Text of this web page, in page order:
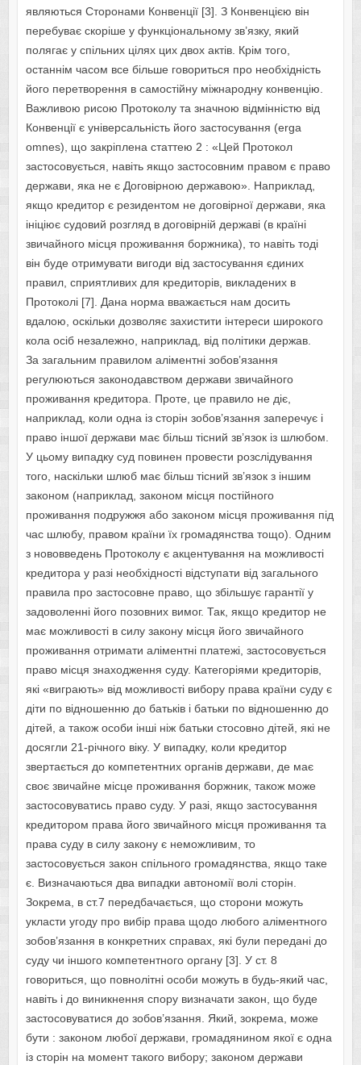
являються Сторонами Конвенції [3]. З Конвенцією він
перебуває скоріше у функціональному зв’язку, який
полягає у спільних цілях цих двох актів. Крім того,
останнім часом все більше говориться про необхідність
його перетворення в самостійну міжнародну конвенцію.
Важливою рисою Протоколу та значною відмінністю від
Конвенції є універсальність його застосування (erga
omnes), що закріплена статтею 2 : «Цей Протокол
застосовується, навіть якщо застосовним правом є право
держави, яка не є Договірною державою». Наприклад,
якщо кредитор є резидентом не договірної держави, яка
ініціює судовий розгляд в договірній державі (в країні
звичайного місця проживання боржника), то навіть тоді
він буде отримувати вигоди від застосування єдиних
правил, сприятливих для кредиторів, викладених в
Протоколі [7]. Дана норма вважається нам досить
вдалою, оскільки дозволяє захистити інтереси широкого
кола осіб незалежно, наприклад, від політики держав.
За загальним правилом аліментні зобов’язання
регулюються законодавством держави звичайного
проживання кредитора. Проте, це правило не діє,
наприклад, коли одна із сторін зобов’язання заперечує і
право іншої держави має більш тісний зв’язок із шлюбом.
У цьому випадку суд повинен провести розслідування
того, наскільки шлюб має більш тісний зв’язок з іншим
законом (наприклад, законом місця постійного
проживання подружжя або законом місця проживання під
час шлюбу, правом країни їх громадянства тощо). Одним
з нововведень Протоколу є акцентування на можливості
кредитора у разі необхідності відступати від загального
правила про застосовне право, що збільшує гарантії у
задоволенні його позовних вимог. Так, якщо кредитор не
має можливості в силу закону місця його звичайного
проживання отримати аліментні платежі, застосовується
право місця знаходження суду. Категоріями кредиторів,
які «виграють» від можливості вибору права країни суду є
діти по відношенню до батьків і батьки по відношенню до
дітей, а також особи інші ніж батьки стосовно дітей, які не
досягли 21-річного віку. У випадку, коли кредитор
звертається до компетентних органів держави, де має
своє звичайне місце проживання боржник, також може
застосовуватись право суду. У разі, якщо застосування
кредитором права його звичайного місця проживання та
права суду в силу закону є неможливим, то
застосовується закон спільного громадянства, якщо таке
є. Визначаються два випадки автономії волі сторін.
Зокрема, в ст.7 передбачається, що сторони можуть
укласти угоду про вибір права щодо любого аліментного
зобов’язання в конкретних справах, які були передані до
суду чи іншого компетентного органу [3]. У ст. 8
говориться, що повнолітні особи можуть в будь-який час,
навіть і до виникнення спору визначати закон, що буде
застосовуватися до зобов’язання. Який, зокрема, може
бути : законом любої держави, громадянином якої є одна
із сторін на момент такого вибору; законом держави